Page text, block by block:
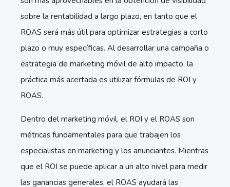
sobre la rentabilidad a largo plazo, en tanto que el
ROAS será más útil para optimizar estrategias a corto
plazo o muy específicas. Al desarrollar una campaña o
estrategia de marketing móvil de alto impacto, la
práctica más acertada es utilizar fórmulas de ROI y
ROAS.
Dentro del marketing móvil, el ROI y el ROAS son
métricas fundamentales para que trabajen los
especialistas en marketing y los anunciantes. Mientras
que el ROI se puede aplicar a un alto nivel para medir
las ganancias generales, el ROAS ayudará las